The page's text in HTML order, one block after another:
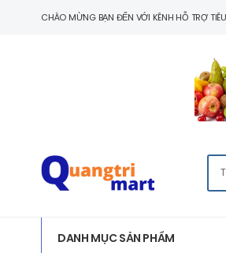
CHÀO MỪNG BẠN ĐẾN VỚI KÊNH HỖ TRỢ
DANH MỤC SẢN PHẨM